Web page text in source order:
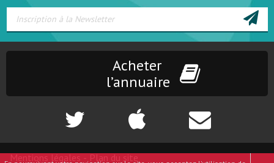
Acheter
l’annuaire
Mentions légales - Plan du site